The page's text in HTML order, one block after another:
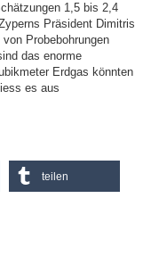
1,5 bis 2,4
Präsident Dimitris
Probebohrungen
das enorme
Erdgas könnten
es aus
teilen